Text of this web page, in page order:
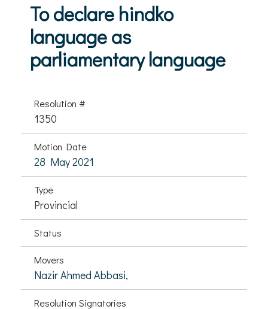
To declare hindko
language as
parliamentary language
Resolution #
1350
Motion Date
28 May 2021
Type
Provincial
Status
Movers
Nazir Ahmed Abbasi,
Resolution Signatories